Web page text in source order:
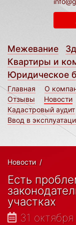
Межевание
Квартиры и
Юридическое
Главная О
Отзывы
Новости
Кадастровый аудит
Ввод в
Новости /
Есть
участках
31